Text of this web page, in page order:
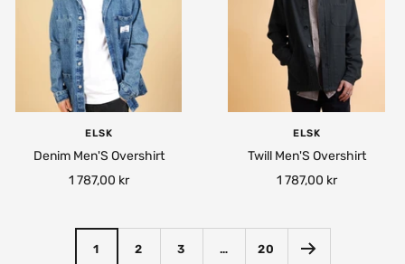
ELSK
Denim Men'S Overshirt
Rea-
1 787,00 kr
ELSK
Twill Men'S Overshirt
Rea-
1 787,00 kr
1 2 3 … 20